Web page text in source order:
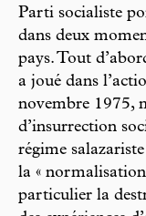
Parti socialiste
dans deux
pays. Tout
a joué dans
novembre 1975,
d’insurrection
régime
la «
particulier la